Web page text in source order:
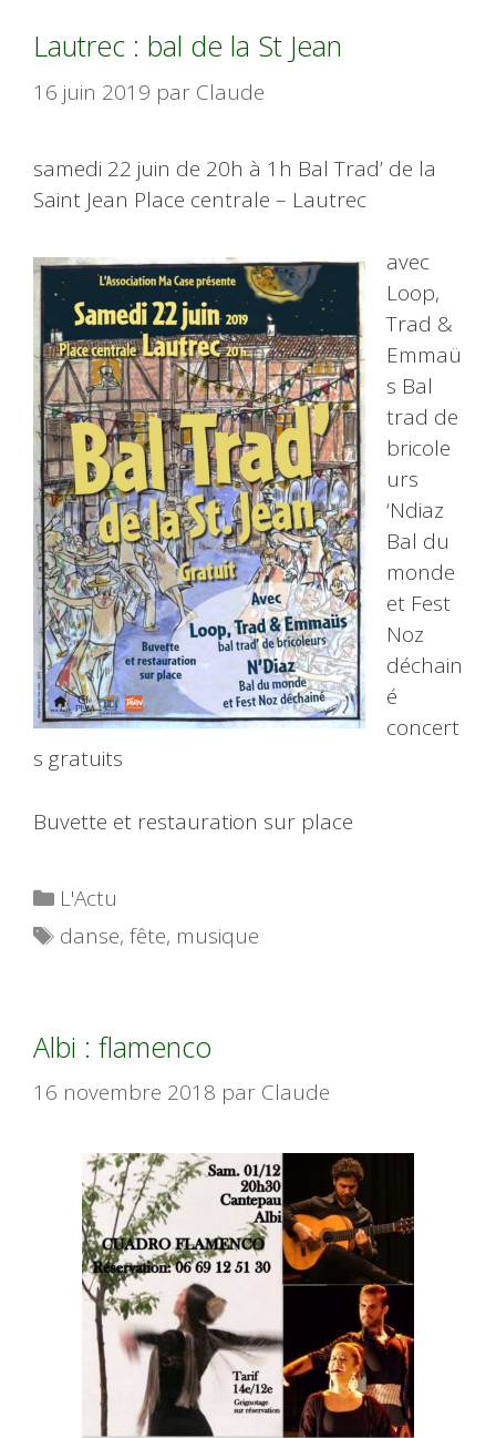
Lautrec : bal de la St Jean
16 juin 2019 par Claude
samedi 22 juin de 20h à 1h Bal Trad’ de la
Saint Jean Place centrale – Lautrec
avec
Loop,
Trad &
Emmaü
s Bal
trad de
bricole
urs
‘Ndiaz
Bal du
monde
et Fest
Noz
déchain
é
concert
s gratuits
Buvette et restauration sur place
Catégories
L'Actu
Étiquettes
danse,fête, musique
Albi : flamenco
16 novembre 2018 par Claude